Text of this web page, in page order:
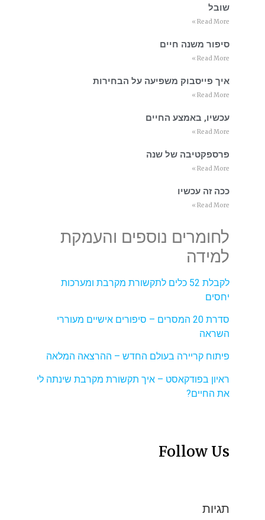
שובל
Read More »
סיפור משנה חיים
Read More »
איך פייסבוק משפיעה על הבחירות
Read More »
עכשיו, באמצע החיים
Read More »
פרספקטיבה של שנה
Read More »
ככה זה עכשיו
Read More »
לחומרים נוספים והעמקת
למידה
לקבלת 52 כלים לתקשורת מקרבת ומערכות
יחסים
סדרת 20 המסרים – סיפורים אישיים מעוררי
השראה
פיתוח קריירה בעולם החדש – ההרצאה המלאה
ראיון בפודקאסט – איך תקשורת מקרבת שינתה לי
את החיים?
Follow Us
תגיות